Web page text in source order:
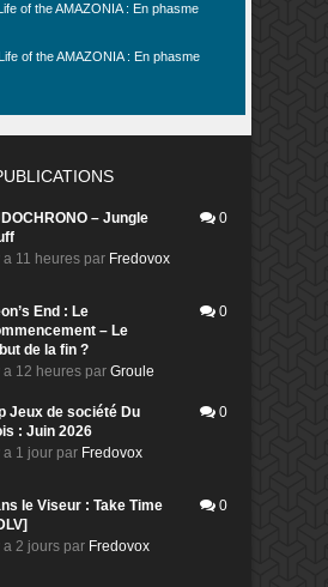
of the AMAZONIA : En phasme
of the AMAZONIA : En phasme
– Jungle
a 11 heures par Fredovox
0
End : Le
– Le
de la fin ?
a 12 heures par Groule
0
Jeux de société Du
: Juin 2026
a 1 jour par Fredovox
0
le Viseur : Take Time
a 2 jours par Fredovox
0